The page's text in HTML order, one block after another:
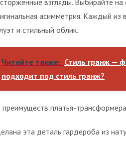
взгляды. Выбирайте на
асимметрия. Каждый
и стильный облик.
Читайте также: Стиль гранж —
подходит под стиль гранж?
преимуществ платья-
эта деталь гардероба из